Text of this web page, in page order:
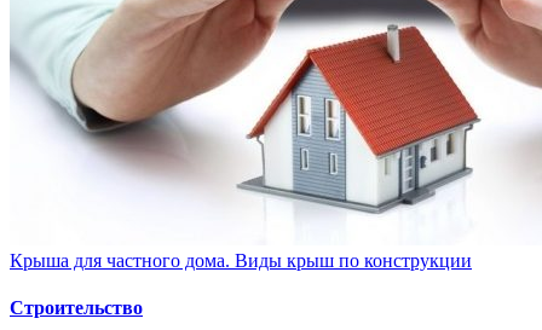
Крыша для частного дома. Виды крыш по конструкции
Строительство